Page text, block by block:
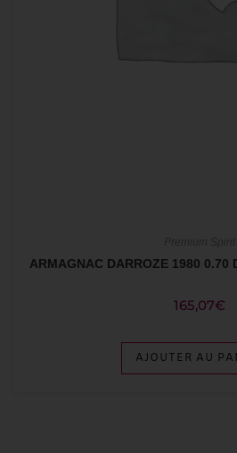
ARMAGNAC DARROZE 1980 0.70
165,07€
AJOUTER AU